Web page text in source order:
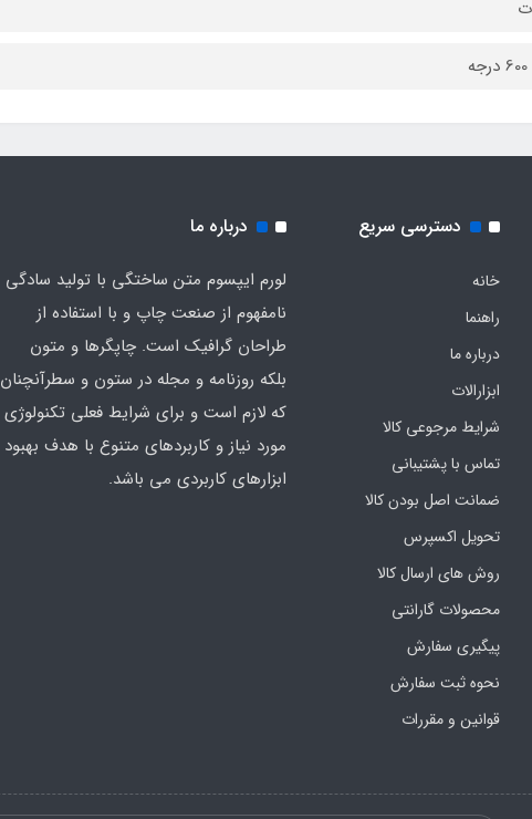
دسترسی سریع
خانه
راهنما
درباره ما
ابزارالات
شرایط مرجوعی کالا
تماس با پشتیبانی
ضمانت اصل بودن کالا
تحویل اکسپرس
روش های ارسال کالا
محصولات گارانتی
پیگیری سفارش
نحوه ثبت سفارش
قوانین و مقررات
درباره ما
لورم ایپسوم متن ساختگی با تولید سادگی
نامفهوم از صنعت چاپ و با استفاده از
طراحان گرافیک است. چاپگرها و متون
بلکه روزنامه و مجله در ستون و سطرآنچنان
که لازم است و برای شرایط فعلی تکنولوژی
مورد نیاز و کاربردهای متنوع با هدف بهبود
ابزارهای کاربردی می باشد.